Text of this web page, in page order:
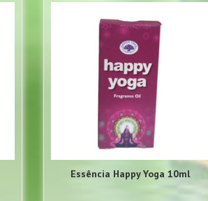
Essência Happy Yoga 10ml